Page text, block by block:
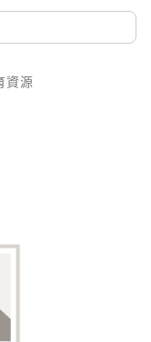
資源